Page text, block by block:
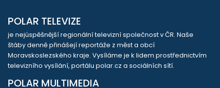
POLAR TELEVIZE
je nejúspěšnější regionální televizní společnost v ČR. Naše
štáby denně přinášejí reportáže z měst a obcí
Moravskoslezského kraje. Vysíláme je k lidem prostřednictvím
televizního vysílání, portálu polar.cz a sociálních sítí.
POLAR MULTIMEDIA